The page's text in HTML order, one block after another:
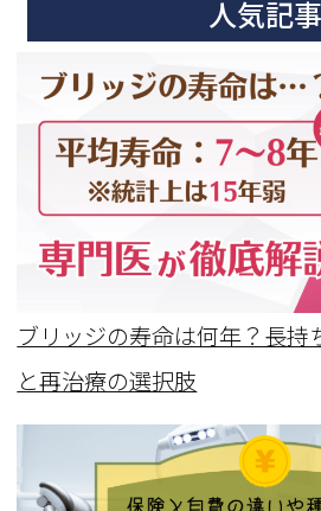
人気記事
ブリッジの寿命は何年？長持
と再治療の選択肢